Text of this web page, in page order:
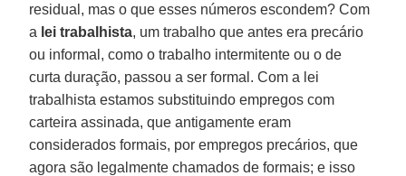
residual, mas o que esses números escondem? Com
a lei trabalhista, um trabalho que antes era precário
ou informal, como o trabalho intermitente ou o de
curta duração, passou a ser formal. Com a lei
trabalhista estamos substituindo empregos com
carteira assinada, que antigamente eram
considerados formais, por empregos precários, que
agora são legalmente chamados de formais; e isso